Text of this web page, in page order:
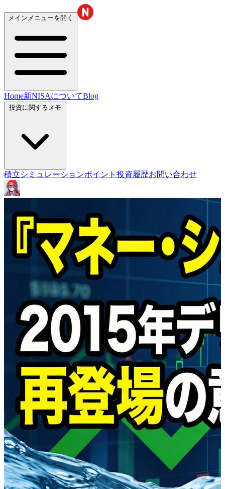
メインメニューを開く
Home新NISAについてBlog
積立シミュレーションポイント投資履歴お問い合わせ